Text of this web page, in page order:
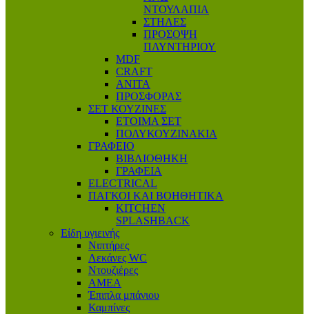
ΝΤΟΥΛΑΠΙΑ
ΣΤΗΛΕΣ
ΠΡΟΣΟΨΗ
ΠΛΥΝΤΗΡΙΟΥ
MDF
CRAFT
ANITA
ΠΡΟΣΦΟΡΑΣ
ΣΕΤ ΚΟΥΖΙΝΕΣ
ΕΤΟΙΜΑ ΣΕΤ
ΠΟΛΥΚΟΥΖΙΝΑΚΙΑ
ΓΡΑΦΕΙΟ
ΒΙΒΛΙΟΘΗΚΗ
ΓΡΑΦΕΙΑ
ELECTRICAL
ΠΑΓΚΟΙ ΚΑΙ ΒΟΗΘΗΤΙΚΑ
KITCHEN
SPLASHBACK
Είδη υγιεινής
Νιπτήρες
Λεκάνες WC
Ντουζιέρες
ΑΜΕΑ
Έπιπλα μπάνιου
Καμπίνες